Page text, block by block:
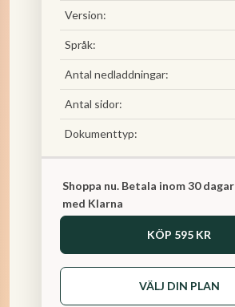
Version:
Språk:
Antal nedladdningar:
Antal sidor:
Dokumenttyp:
Shoppa nu. Betala inom 30 dagar
med Klarna
KÖP 595 KR
VÄLJ DIN PLAN